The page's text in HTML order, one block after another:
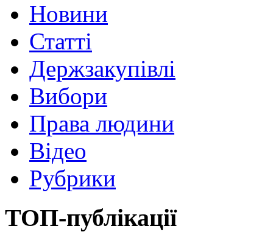
Новини
Статті
Держзакупівлі
Вибори
Права людини
Відео
Рубрики
ТОП-публікації